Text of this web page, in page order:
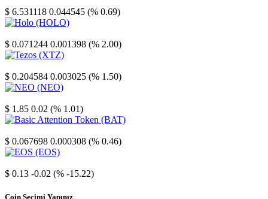
$ 6.531118 0.044545 (% 0.69)
$ 0.071244 0.001398 (% 2.00)
$ 0.204584 0.003025 (% 1.50)
$ 1.85 0.02 (% 1.01)
$ 0.067698 0.000308 (% 0.46)
$ 0.13 -0.02 (% -15.22)
Coin Seçimi Yapınız